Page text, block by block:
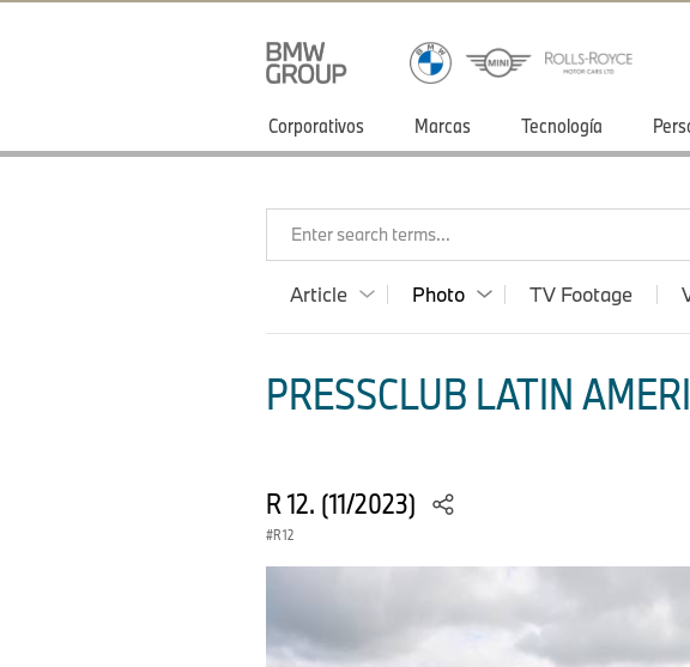
Corporativos Marcas Tecnología
Enter search terms...
Article Photo TV Footage
PRESSCLUB LATIN
R 12. (11/2023)
R 12